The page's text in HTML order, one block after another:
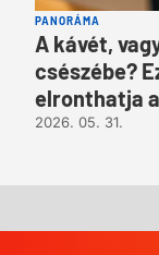
PANORÁMA
A kávét,
csészébe?
elronthatja
2026. 05. 31.